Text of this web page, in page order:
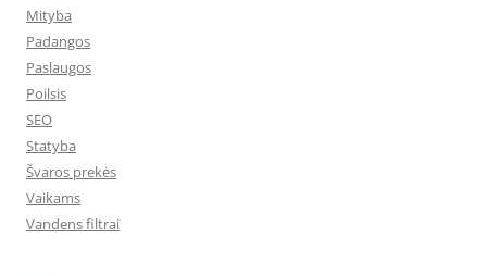
Mityba
Padangos
Paslaugos
Poilsis
SEO
Statyba
Švaros prekės
Vaikams
Vandens filtrai